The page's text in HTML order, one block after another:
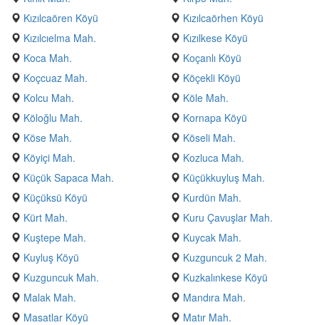
Kızılcaören Köyü
Kızılcaörhen Köyü
Kızılcıelma Mah.
Kızılkese Köyü
Koca Mah.
Koçanlı Köyü
Koçcuaz Mah.
Köçekli Köyü
Kolcu Mah.
Köle Mah.
Köloğlu Mah.
Kornapa Köyü
Köse Mah.
Köseli Mah.
Köyiçi Mah.
Kozluca Mah.
Küçük Sapaca Mah.
Küçükkuyluş Mah.
Küçüksü Köyü
Kurdün Mah.
Kürt Mah.
Kuru Çavuşlar Mah.
Kuştepe Mah.
Kuycak Mah.
Kuyluş Köyü
Kuzguncuk 2 Mah.
Kuzguncuk Mah.
Kuzkalınkese Köyü
Malak Mah.
Mandıra Mah.
Masatlar Köyü
Matır Mah.